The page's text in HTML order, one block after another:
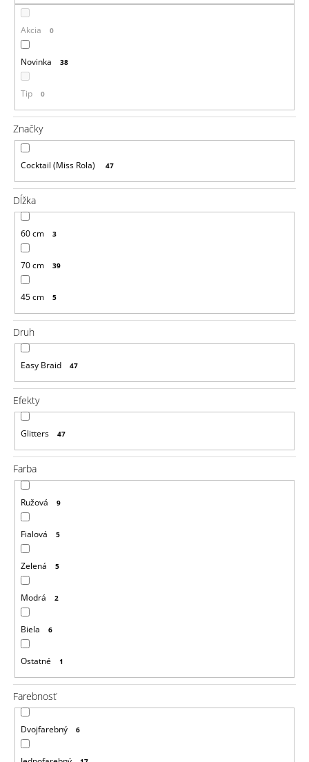
Akcia 0
Novinka 38
Tip 0
Značky
Cocktail (Miss Rola) 47
Dĺžka
60 cm 3
70 cm 39
45 cm 5
Druh
Easy Braid 47
Efekty
Glitters 47
Farba
Ružová 9
Fialová 5
Zelená 5
Modrá 2
Biela 6
Ostatné 1
Farebnosť
Dvojfarebný 6
á
s
O
d
p
o
ú
a
m
e
100%
EZ
3V1
60
BRAIDORDIE
DELUXE